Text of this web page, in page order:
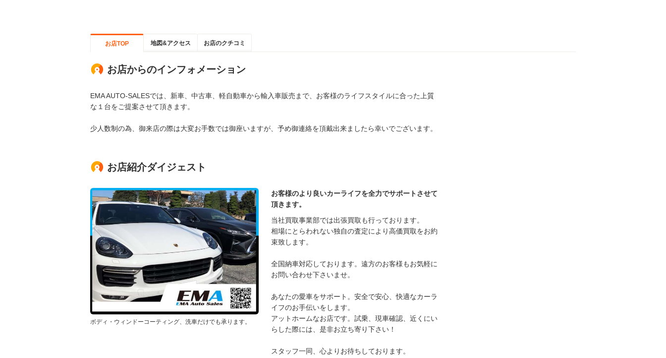
お店TOP 地図&アクセス お店のクチコミ
お店からのインフォメーション
EMA AUTO-SALESでは、新車、中古車、軽自動車から輸入車販売まで、お客様のライフスタイルに合った上質
な１台をご提案させて頂きます。
少人数制の為、御来店の際は大変お手数では御座いますが、予め御連絡を頂戴出来ましたら幸いでございます。
お店紹介ダイジェスト
ボディ・ウィンドーコーティング、洗車だけでも承ります。
お客様のより良いカーライフを全力でサポートさせて
頂きます。
当社買取事業部では出張買取も行っております。
相場にとらわれない独自の査定により高価買取をお約
束致します。
全国納車対応しております。遠方のお客様もお気軽に
お問い合わせ下さいませ。
あなたの愛車をサポート。安全で安心、快適なカーラ
イフのお手伝いをします。
アットホームなお店です。試乗、現車確認、近くにい
らした際には、是非お立ち寄り下さい！
スタッフ一同、心よりお待ちしております。